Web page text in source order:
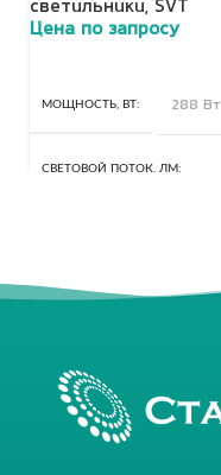
светильники, SVT
Цена по запросу
МОЩНОСТЬ, ВТ 288 Вт
СВЕТОВОЙ ПОТОК, ЛМ
КЛАСС ЗАЩИТЫ, IP 67